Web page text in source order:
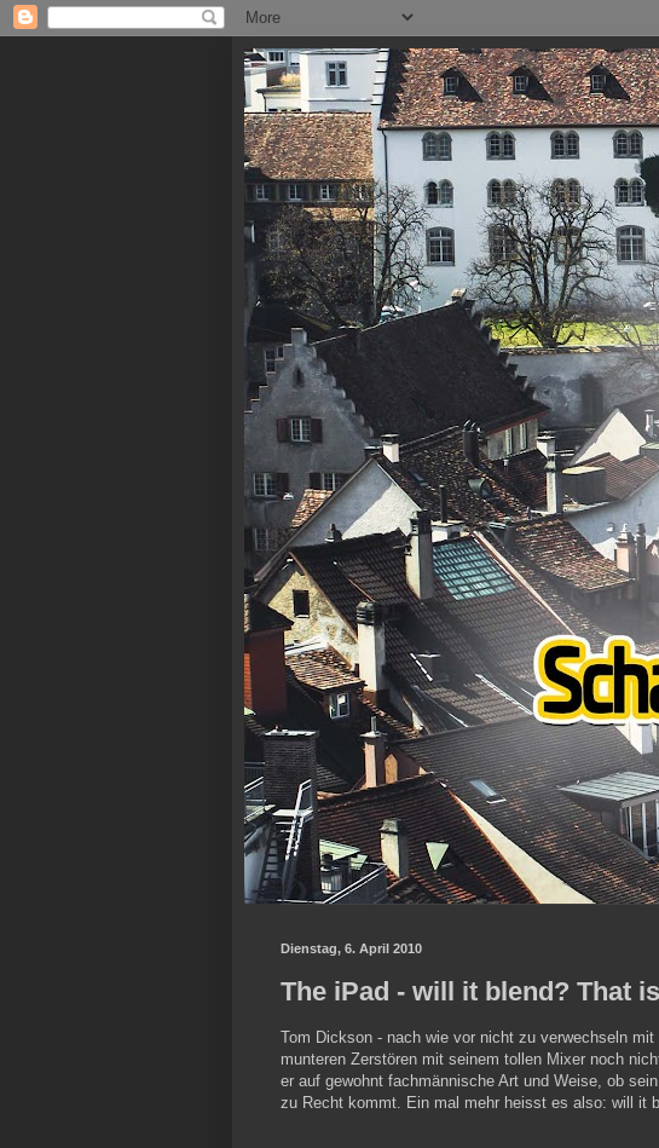
Dienstag, 6. April 2010
The iPad - will it blend? That
Tom Dickson - nach wie vor nicht zu verwechseln
munteren Zerstören mit seinem tollen Mixer noch
er auf gewohnt fachmännische Art und Weise, ob
zu Recht kommt. Ein mal mehr heisst es also: will it